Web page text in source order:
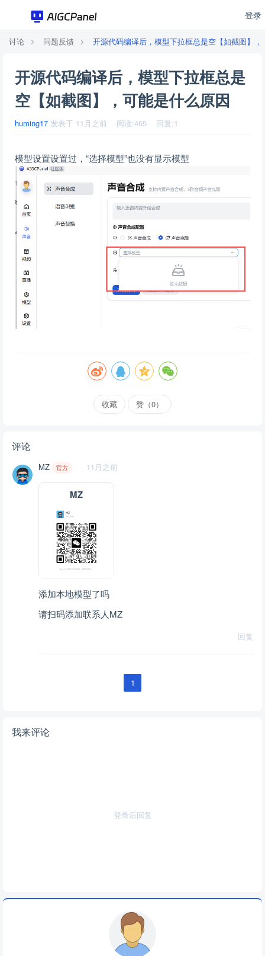
登录
讨论 问题反馈 开源代码编译后，模型下拉框总是空【如截图】
开源代码编译后，模型下拉框总是
空【如截图】，可能是什么原因
huming17 发表于 11月之前 阅读:465 回复:1
模型设置设置过，“选择模型”也没有显示模型
收藏 赞（0）
评论
MZ 官方 11月之前
MZ
添加本地模型了吗
请扫码添加联系人MZ
回复
1
我来评论
登录后回复